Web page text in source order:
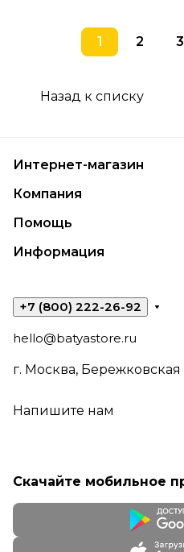
1 2 3
Назад к списку
Интернет-магазин
Компания
Помощь
Информация
+7 (800) 222-26-92
hello@batyastore.ru
г. Москва, Бережковская
Напишите нам
Скачайте мобильное